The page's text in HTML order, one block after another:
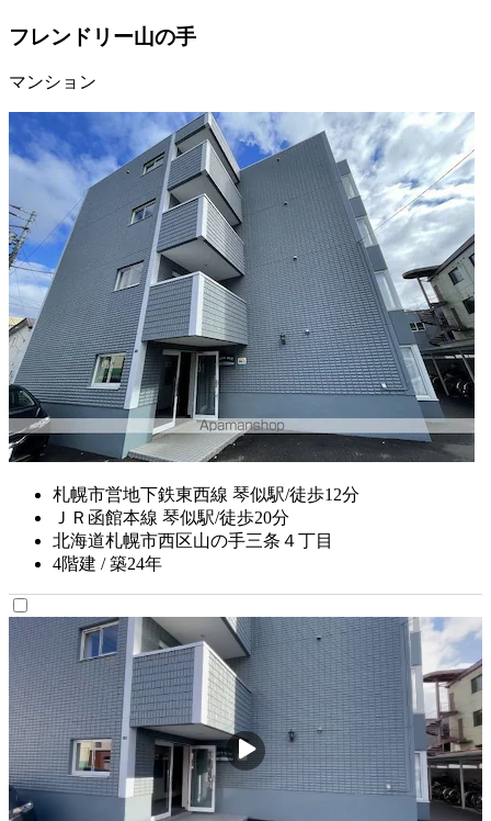
フレンドリー山の手
マンション
札幌市営地下鉄東西線 琴似駅/徒歩12分
ＪＲ函館本線 琴似駅/徒歩20分
北海道札幌市西区山の手三条４丁目
4階建 / 築24年